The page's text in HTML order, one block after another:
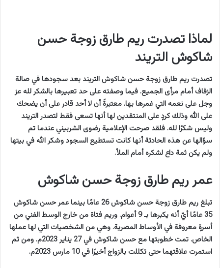
لماذا تصدرت ريم طارق زوجة حسن
شاكوش التريند
تصدرت ريم طارق زوجة حسن شاكوش التريند بعد سجودها في صالة
الزفاف أمام مرأى الجميع. فيما وصفته على حد تعبيرها بالشكر لله عز
وجل على نعمه التي غمرها بها. معتبرةً أن لا أحد قادر على أن يضحك
على الله وذلك كردٍ على المنتقدين لها أنها تسعى فقط لتصدر التريند
وليس شكرًا لله. فلقد صرحت الإعلامية رضوى الشربيني عندما تم
سؤالها عن هذه الحادثة أنها كانت تستطيع السجود وشكر الله في بيتها
ولم يكن ثمة داع لشكره أمام الملأ.
عمر ريم طارق زوجة حسن شاكوش
تبلغ ريم طارق زوجة حسن شاكوش 26 عامًا بينما عمر حسن شاكوش
35 عامًا أيّ أنه يكبرها بـ 9 أعوام. وريم فتاة من خارج الوسط الفني من
أسرةٍ معروفة في الأوساط المصرية. وهي من الشخصيات التي لها عملها
الخاص. تمت خطوبتها مع حسن شاكوش في 27 يناير 2023م. ومن ثم
استمرت علاقتهما حتى تكللت بالزواج أخيرًا في 10 مارس 2023م.